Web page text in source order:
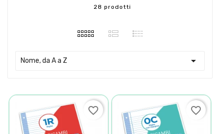
28 prodotti
Nome, da A a Z 
favorite_border favorite_border